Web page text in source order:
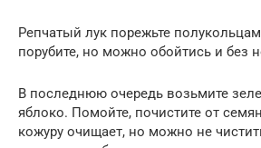
Репчатый лук порежьте
порубите, но можно обойтись и без
В последнюю очередь возьмите
яблоко. Помойте, почистите от
кожуру очищает, но можно не